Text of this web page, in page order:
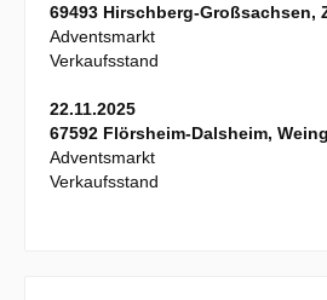
69493 Hirschberg-Großsachsen,
Adventsmarkt
Verkaufsstand
22.11.2025
67592 Flörsheim-Dalsheim,
Adventsmarkt
Verkaufsstand